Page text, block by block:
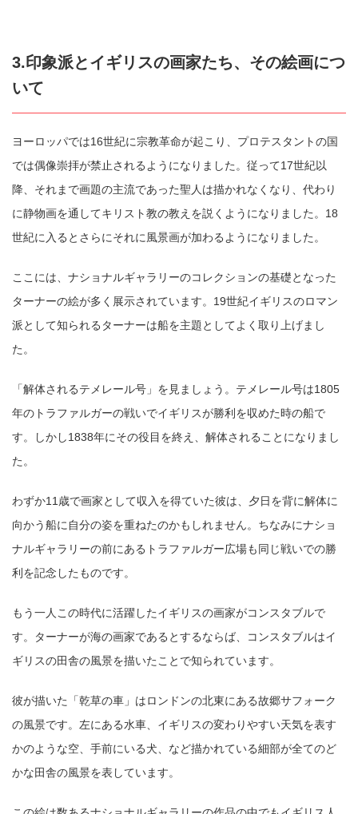
3.印象派とイギリスの画家たち、その絵画につ
いて
ヨーロッパでは16世紀に宗教革命が起こり、プロテスタントの国
では偶像崇拝が禁止されるようになりました。従って17世紀以
降、それまで画題の主流であった聖人は描かれなくなり、代わり
に静物画を通してキリスト教の教えを説くようになりました。18
世紀に入るとさらにそれに風景画が加わるようになりました。
ここには、ナショナルギャラリーのコレクションの基礎となった
ターナーの絵が多く展示されています。19世紀イギリスのロマン
派として知られるターナーは船を主題としてよく取り上げまし
た。
「解体されるテメレール号」を見ましょう。テメレール号は1805
年のトラファルガーの戦いでイギリスが勝利を収めた時の船で
す。しかし1838年にその役目を終え、解体されることになりまし
た。
わずか11歳で画家として収入を得ていた彼は、夕日を背に解体に
向かう船に自分の姿を重ねたのかもしれません。ちなみにナショ
ナルギャラリーの前にあるトラファルガー広場も同じ戦いでの勝
利を記念したものです。
もう一人この時代に活躍したイギリスの画家がコンスタブルで
す。ターナーが海の画家であるとするならば、コンスタブルはイ
ギリスの田舎の風景を描いたことで知られています。
彼が描いた「乾草の車」はロンドンの北東にある故郷サフォーク
の風景です。左にある水車、イギリスの変わりやすい天気を表す
かのような空、手前にいる犬、など描かれている細部が全てのど
かな田舎の風景を表しています。